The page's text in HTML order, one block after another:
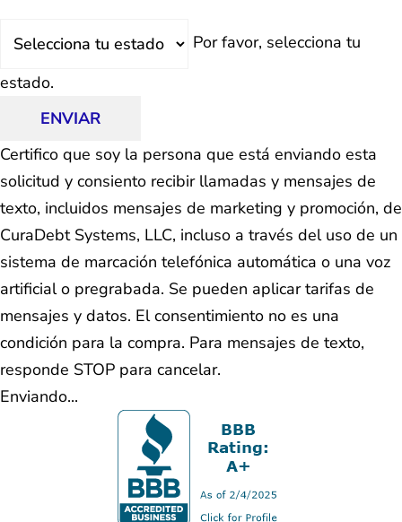
Por favor, selecciona tu
estado.
ENVIAR
Certifico que soy la persona que está enviando esta
solicitud y consiento recibir llamadas y mensajes de
texto, incluidos mensajes de marketing y promoción, de
CuraDebt Systems, LLC, incluso a través del uso de un
sistema de marcación telefónica automática o una voz
artificial o pregrabada. Se pueden aplicar tarifas de
mensajes y datos. El consentimiento no es una
condición para la compra. Para mensajes de texto,
responde STOP para cancelar.
Enviando...